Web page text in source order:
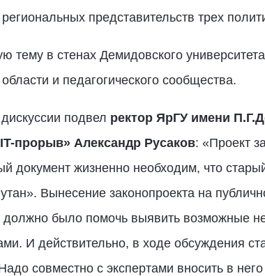
представительств трех
тему в стенах Демидовского
и педагогического сообщества.
подвел ректор ЯрГУ имени
прорыв» Александр Русаков: «Проект
документ жизненно необходим, что
Вынесение законопроекта на
было помочь выявить возможные
И действительно, в ходе обсуждения
совместно с экспертами вносить в